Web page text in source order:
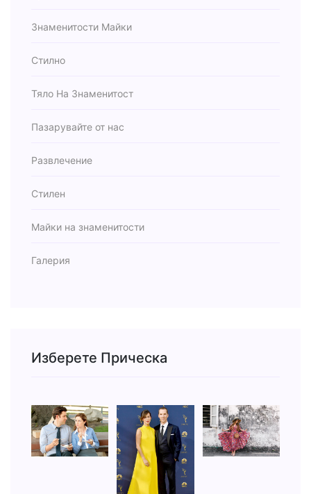
Знаменитости Майки
Стилно
Тяло На Знаменитост
Пазарувайте от нас
Развлечение
Стилен
Майки на знаменитости
Галерия
Изберете Прическа